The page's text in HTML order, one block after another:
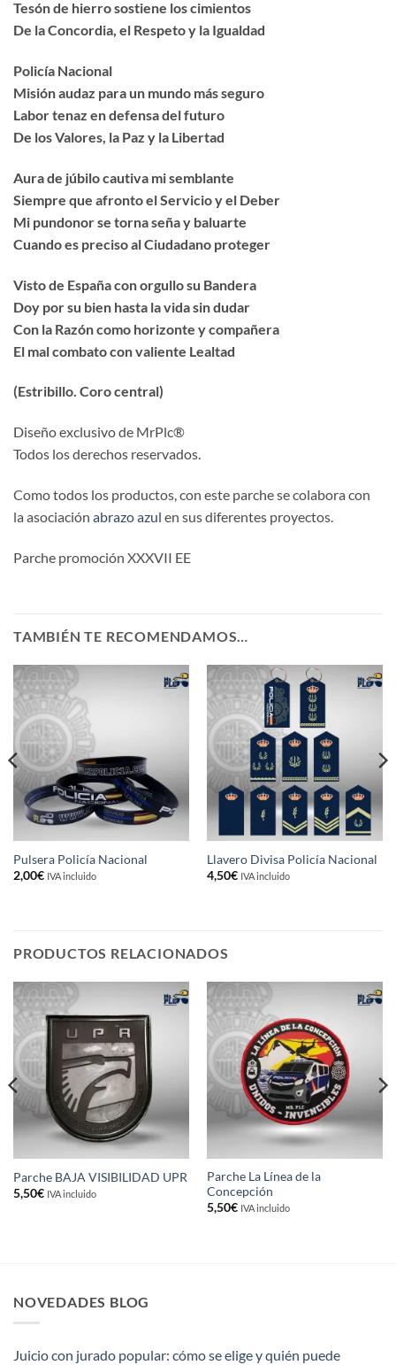
Tesón de hierro sostiene los cimientos
De la Concordia, el Respeto y la Igualdad
Policía Nacional
Misión audaz para un mundo más seguro
Labor tenaz en defensa del futuro
De los Valores, la Paz y la Libertad
Aura de júbilo cautiva mi semblante
Siempre que afronto el Servicio y el Deber
Mi pundonor se torna seña y baluarte
Cuando es preciso al Ciudadano proteger
Visto de España con orgullo su Bandera
Doy por su bien hasta la vida sin dudar
Con la Razón como horizonte y compañera
El mal combato con valiente Lealtad
(Estribillo. Coro central)
Diseño exclusivo de MrPlc®
Todos los derechos reservados.
Como todos los productos, con este parche se colabora con
la asociación abrazo azul en sus diferentes proyectos.
Parche promoción XXXVII EE
TAMBIÉN TE RECOMENDAMOS…
Pulsera Policía Nacional
2,00€ IVA incluido
Llavero Divisa Policía Nacional
4,50€ IVA incluido
PRODUCTOS RELACIONADOS
Parche BAJA VISIBILIDAD UPR
5,50€ IVA incluido
Parche La Línea de la
Concepción
5,50€ IVA incluido
NOVEDADES BLOG
Juicio con jurado popular: cómo se elige y quién puede